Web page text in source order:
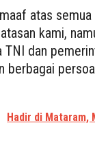
atas
kami,
TNI dan
berbagai
Hadir di Mataram,